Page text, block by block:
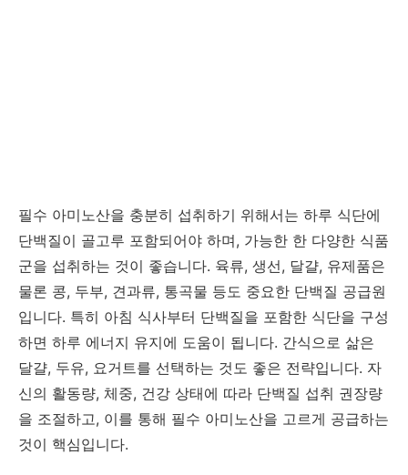
필수 아미노산을 충분히 섭취하기 위해서는 하루 식단에
단백질이 골고루 포함되어야 하며, 가능한 한 다양한 식품
군을 섭취하는 것이 좋습니다. 육류, 생선, 달걀, 유제품은
물론 콩, 두부, 견과류, 통곡물 등도 중요한 단백질 공급원
입니다. 특히 아침 식사부터 단백질을 포함한 식단을 구성
하면 하루 에너지 유지에 도움이 됩니다. 간식으로 삶은
달걀, 두유, 요거트를 선택하는 것도 좋은 전략입니다. 자
신의 활동량, 체중, 건강 상태에 따라 단백질 섭취 권장량
을 조절하고, 이를 통해 필수 아미노산을 고르게 공급하는
것이 핵심입니다.